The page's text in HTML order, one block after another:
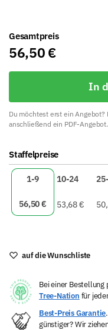
Gesamtpreis
56,50 €
In
Du möchtest erst ein
anschließend ein PDF-Angebot.
l
t
v
:
Staffelpreise
1-9 10-24
56,50€ 53,68€
auf die Wunschliste
Bei einer
Tree-Nation für
Best-Preis Garantie
günstiger? Wir